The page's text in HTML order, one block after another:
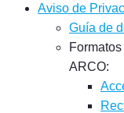
Aviso de
Guía de
ARCO: